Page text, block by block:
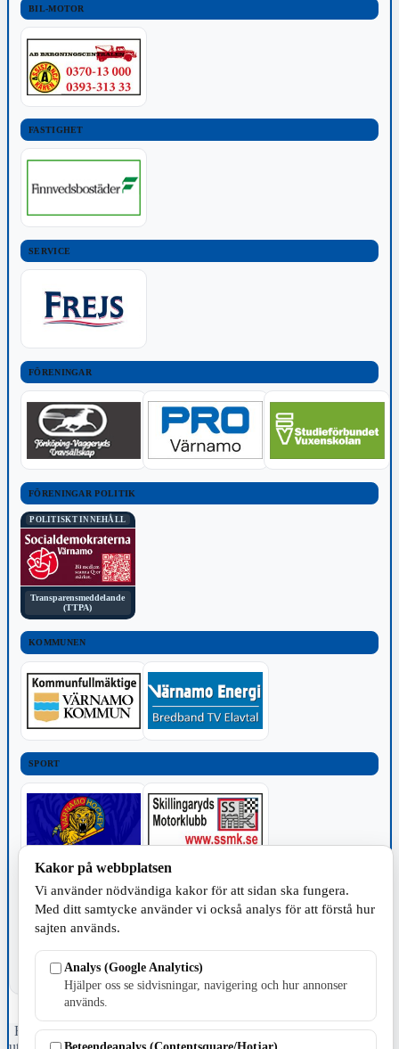
BIL-MOTOR
FASTIGHET
SERVICE
FÖRENINGAR
FÖRENINGAR POLITIK
POLITISKT INNEHÅLL
Transparensmeddelande
(TTPA)
KOMMUNEN
SPORT
TILLVERKNING
Fristående webbtidningsföretag grundat 1991 som sedan 2002 ger
Kakor på webbplatsen
Vi använder nödvändiga kakor för att sidan ska fungera.
Med ditt samtycke använder vi också analys för att förstå hur
sajten används.
Analys (Google Analytics)
Hjälper oss se sidvisningar, navigering och hur annonser
används.